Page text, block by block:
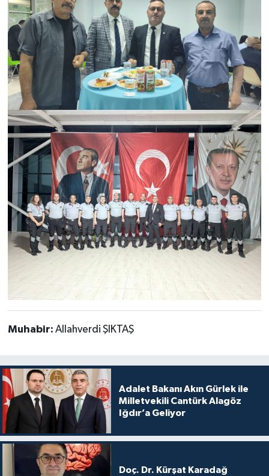
Muhabir: Allahverdi ŞIKTAŞ
Adalet Bakanı Akın Gürlek ile
Milletvekili Cantürk Alagöz
Iğdır’a Geliyor
Doç. Dr. Kürşat Karadağ